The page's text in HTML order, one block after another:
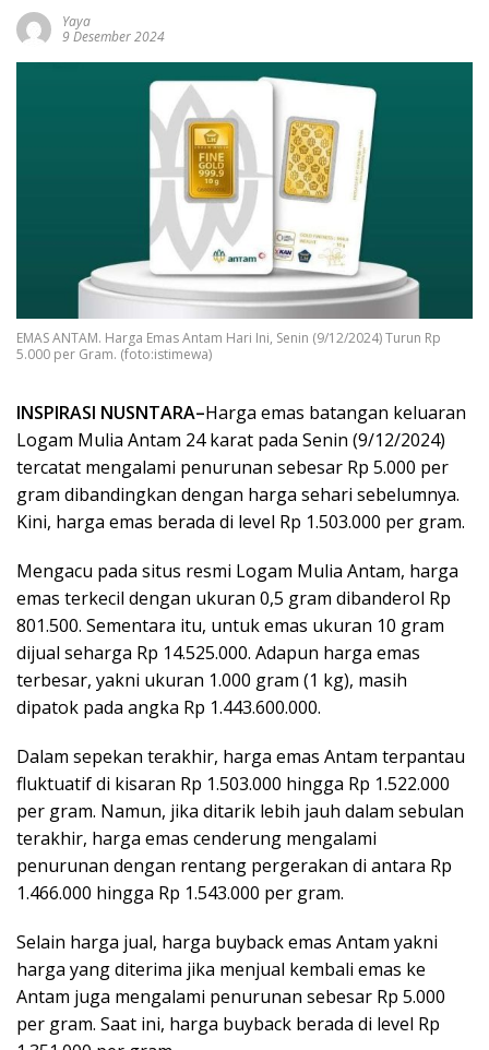
Yaya
9 Desember 2024
EMAS ANTAM. Harga Emas Antam Hari Ini, Senin (9/12/2024) Turun Rp
5.000 per Gram. (foto:istimewa)
INSPIRASI NUSNTARA–Harga emas batangan keluaran
Logam Mulia Antam 24 karat pada Senin (9/12/2024)
tercatat mengalami penurunan sebesar Rp 5.000 per
gram dibandingkan dengan harga sehari sebelumnya.
Kini, harga emas berada di level Rp 1.503.000 per gram.
Mengacu pada situs resmi Logam Mulia Antam, harga
emas terkecil dengan ukuran 0,5 gram dibanderol Rp
801.500. Sementara itu, untuk emas ukuran 10 gram
dijual seharga Rp 14.525.000. Adapun harga emas
terbesar, yakni ukuran 1.000 gram (1 kg), masih
dipatok pada angka Rp 1.443.600.000.
Dalam sepekan terakhir, harga emas Antam terpantau
fluktuatif di kisaran Rp 1.503.000 hingga Rp 1.522.000
per gram. Namun, jika ditarik lebih jauh dalam sebulan
terakhir, harga emas cenderung mengalami
penurunan dengan rentang pergerakan di antara Rp
1.466.000 hingga Rp 1.543.000 per gram.
Selain harga jual, harga buyback emas Antam yakni
harga yang diterima jika menjual kembali emas ke
Antam juga mengalami penurunan sebesar Rp 5.000
per gram. Saat ini, harga buyback berada di level Rp